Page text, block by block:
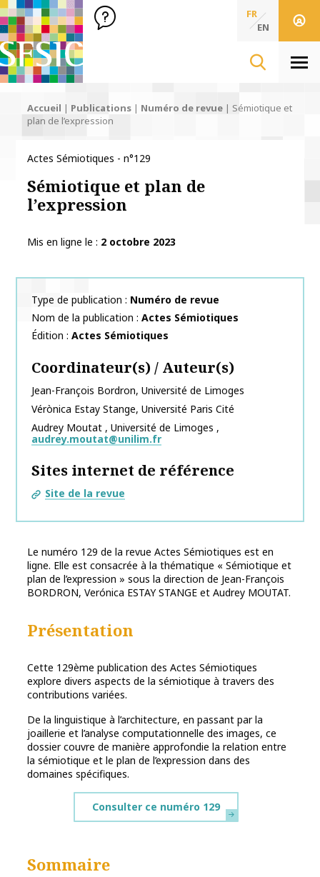
SFSIC Société Française des Sciences de l'Information & de
Société Française des Sciences
de l'Information
FR
EN
Accueil | Publications | Numéro de revue | Sémiotique et
plan de l’expression
Actes Sémiotiques - n°129
Sémiotique et plan de
l’expression
Mis en ligne le 2 octobre 2023
Type de publication
Numéro de revue
Nom de la publication
Actes Sémiotiques
Édition
Actes Sémiotiques
Coordinateur(s) / Auteur(s)
Jean-François Bordron, Université de Limoges
Vérònica Estay Stange, Université Paris Cité
Audrey Moutat , Université de Limoges ,
audrey.moutat@unilim.fr
Sites internet de référence
Site de la revue
Le numéro 129 de la revue Actes Sémiotiques est en
ligne. Elle est consacrée à la thématique « Sémiotique et
plan de l’expression » sous la direction de Jean-François
BORDRON, Verónica ESTAY STANGE et Audrey MOUTAT.
Présentation
Cette 129ème publication des Actes Sémiotiques
explore divers aspects de la sémiotique à travers des
contributions variées.
De la linguistique à l’architecture, en passant par la
joaillerie et l’analyse computationnelle des images, ce
dossier couvre de manière approfondie la relation entre
la sémiotique et le plan de l’expression dans des
domaines spécifiques.
Consulter ce numéro 129
Sommaire